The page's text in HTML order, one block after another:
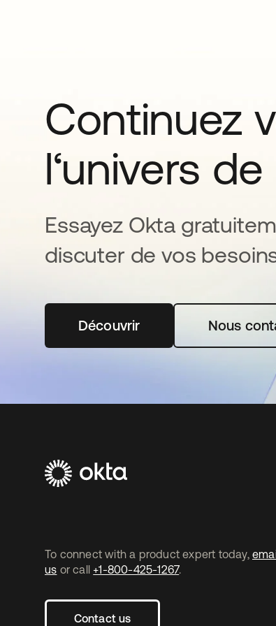
Continuez
l‘univers
Essayez Okta
discuter de vos
Découvrirs’ouvre dans un nouvel
Nous
To connect with a product expert today,
us or call +1-800-425-1267.
Contact us